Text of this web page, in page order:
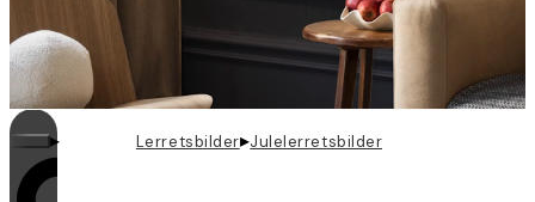
▸ Lerretsbilder▸Julelerretsbilder